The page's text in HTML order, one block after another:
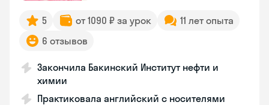
5 от 1090 ₽ за урок
11 лет опыта
6 отзывов
Закончила Бакинский Институт нефти и
химии
Практиковала английский с носителями